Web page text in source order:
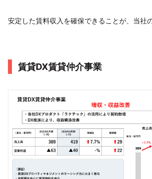
安定した賃料収入を確保できることが、当社
賃貸DX賃貸仲介事業